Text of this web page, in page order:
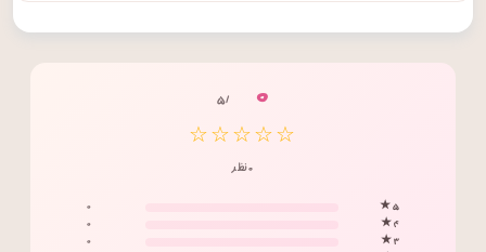
۰ / ۵
☆☆☆☆☆
۰ نظر
۵ ★
۰
۴ ★
۰
۳ ★
۰